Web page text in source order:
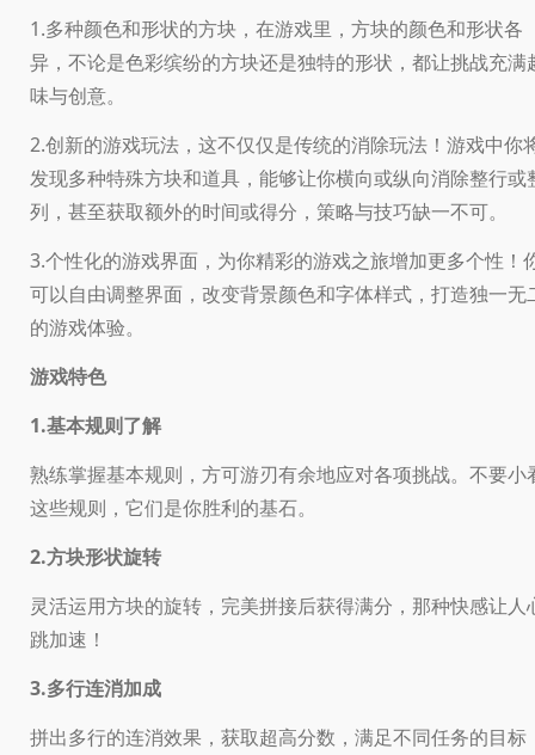
1.多种颜色和形状的方块，在游戏里，方块的颜色和形状各
异，不论是色彩缤纷的方块还是独特的形状，都让挑战充满
味与创意。
2.创新的游戏玩法，这不仅仅是传统的消除玩法！游戏中你
发现多种特殊方块和道具，能够让你横向或纵向消除整行或
列，甚至获取额外的时间或得分，策略与技巧缺一不可。
3.个性化的游戏界面，为你精彩的游戏之旅增加更多个性！
可以自由调整界面，改变背景颜色和字体样式，打造独一无
的游戏体验。
游戏特色
1.基本规则了解
熟练掌握基本规则，方可游刃有余地应对各项挑战。不要小
这些规则，它们是你胜利的基石。
2.方块形状旋转
灵活运用方块的旋转，完美拼接后获得满分，那种快感让人
跳加速！
3.多行连消加成
拼出多行的连消效果，获取超高分数，满足不同任务的目标